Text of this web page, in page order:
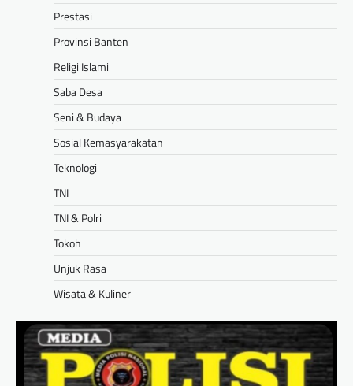
Prestasi
Provinsi Banten
Religi Islami
Saba Desa
Seni & Budaya
Sosial Kemasyarakatan
Teknologi
TNI
TNI & Polri
Tokoh
Unjuk Rasa
Wisata & Kuliner